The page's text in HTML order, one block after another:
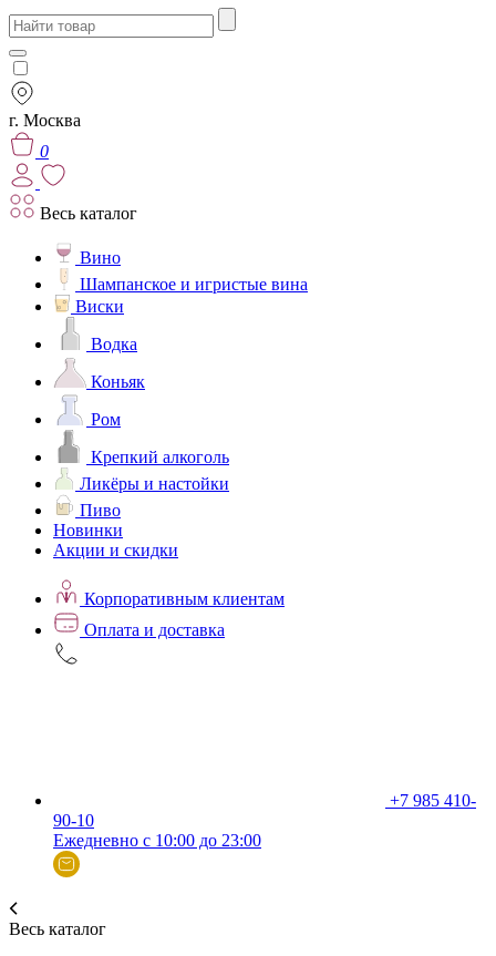
г. Москва
0
Весь каталог
Вино
Шампанское и игристые вина
Виски
Водка
Коньяк
Ром
Крепкий алкоголь
Ликёры и настойки
Пиво
Новинки
Акции и скидки
Корпоративным клиентам
Оплата и доставка
+7 985 410-
90-10
Ежедневно с 10:00 до 23:00
Весь каталог